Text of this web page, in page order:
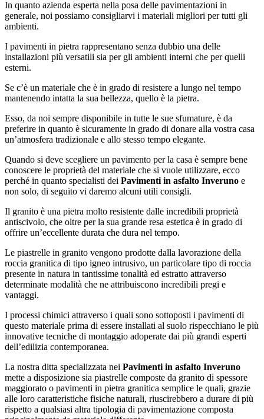
In quanto azienda esperta nella posa delle pavimentazioni in
generale, noi possiamo consigliarvi i materiali migliori per tutti gli
ambienti.
I pavimenti in pietra rappresentano senza dubbio una delle
installazioni più versatili sia per gli ambienti interni che per quelli
esterni.
Se c’è un materiale che è in grado di resistere a lungo nel tempo
mantenendo intatta la sua bellezza, quello è la pietra.
Esso, da noi sempre disponibile in tutte le sue sfumature, è da
preferire in quanto è sicuramente in grado di donare alla vostra casa
un’atmosfera tradizionale e allo stesso tempo elegante.
Quando si deve scegliere un pavimento per la casa è sempre bene
conoscere le proprietà del materiale che si vuole utilizzare, ecco
perché in quanto specialisti dei Pavimenti in asfalto Inveruno e
non solo, di seguito vi daremo alcuni utili consigli.
Il granito è una pietra molto resistente dalle incredibili proprietà
antiscivolo, che oltre per la sua grande resa estetica è in grado di
offrire un’eccellente durata che dura nel tempo.
Le piastrelle in granito vengono prodotte dalla lavorazione della
roccia granitica di tipo igneo intrusivo, un particolare tipo di roccia
presente in natura in tantissime tonalità ed estratto attraverso
determinate modalità che ne attribuiscono incredibili pregi e
vantaggi.
I processi chimici attraverso i quali sono sottoposti i pavimenti di
questo materiale prima di essere installati al suolo rispecchiano le più
innovative tecniche di montaggio adoperate dai più grandi esperti
dell’edilizia contemporanea.
La nostra ditta specializzata nei Pavimenti in asfalto Inveruno
mette a disposizione sia piastrelle composte da granito di spessore
maggiorato o pavimenti in pietra granitica semplice le quali, grazie
alle loro caratteristiche fisiche naturali, riuscirebbero a durare di più
rispetto a qualsiasi altra tipologia di pavimentazione composta